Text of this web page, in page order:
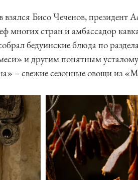
взялся Бисо Чеченов, президент
многих стран и амбассадор
бедуинские блюда по
и другим понятным
– свежие сезонные овощи из